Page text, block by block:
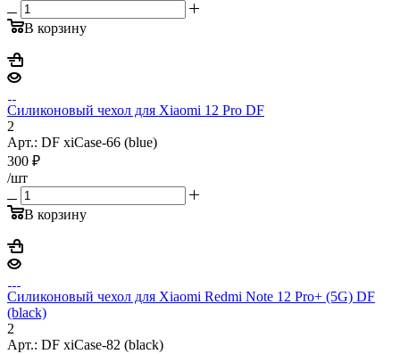
В корзину
Силиконовый чехол для Xiaomi 12 Pro DF
2
Арт.: DF xiCase-66 (blue)
300 ₽
/шт
В корзину
Силиконовый чехол для Xiaomi Redmi Note 12 Pro+ (5G) DF
(black)
2
Арт.: DF xiCase-82 (black)